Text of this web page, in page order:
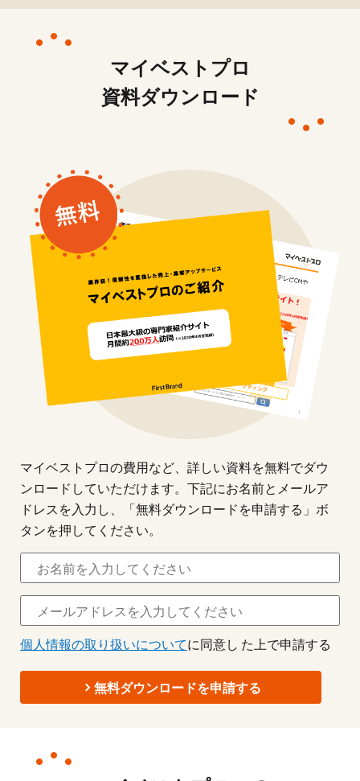
マイベストプロ
資料ダウンロード
マイベストプロの費用など、詳しい資料を無料でダウ
ンロードしていただけます。下記にお名前とメールア
ドレスを入力し、「無料ダウンロードを申請する」ボ
タンを押してください。
個人情報の取り扱いについてに同意し た上で申請する
無料ダウンロードを申請する